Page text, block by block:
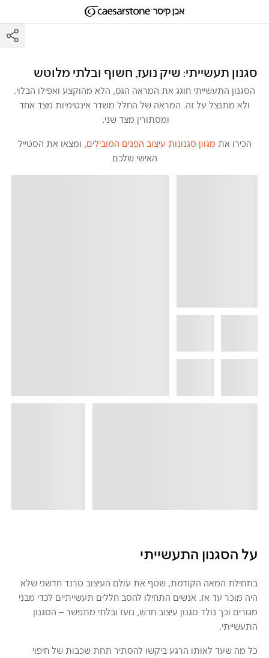
סגנון תעשייתי: שיק נועז, חשוף ובלתי מלוטש
הסגנון התעשייתי חוגג את המראה הגס, הלא מהוקצע ואפילו הבלוי.
ולא מתנצל על זה. המראה של החלל משדר אינטימיות מצד אחד
ומסתורין מצד שני.
הכירו את מגוון סגנונות עיצוב הפנים המובילים, ומצאו את הסטייל
האישי שלכם
על הסגנון התעשייתי
בתחילת המאה הקודמת, שטף את עולם העיצוב טרנד חדשני שלא
היה מוכר עד אז. אנשים התחילו להסב חללים תעשייתיים לכדי מבני
מגורים וכך נולד סגנון עיצוב חדש, נועז ובלתי מתפשר – הסגנון
התעשייתי.
כל מה שעד לאותו הרגע ביקשו להסתיר תחת שכבות של חיפוי